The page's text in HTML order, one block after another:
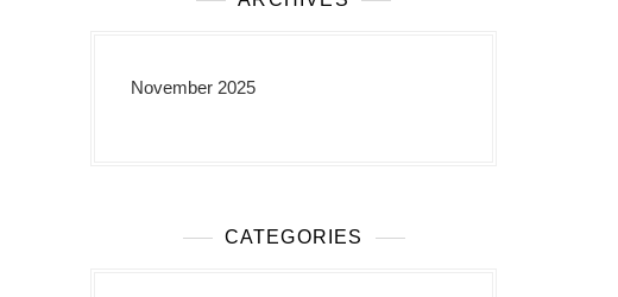
November 2025
CATEGORIES